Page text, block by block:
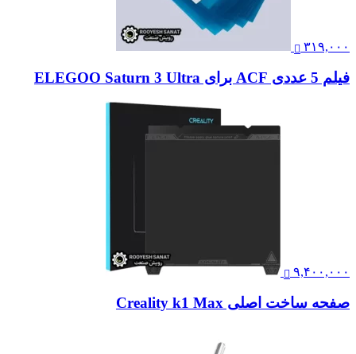
۳۱۹,۰۰۰
فیلم 5 عددی ACF برای ELEGOO Saturn 3 Ultra
۹,۴۰۰,۰۰۰
صفحه ساخت اصلی Creality k1 Max